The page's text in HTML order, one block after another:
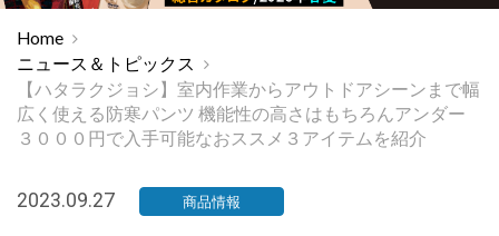
Home
ニュース＆トピックス
【ハタラクジョシ】室内作業からアウトドアシーンまで幅
広く使える防寒パンツ 機能性の高さはもちろんアンダー
３０００円で入手可能なおススメ３アイテムを紹介
2023.09.27 商品情報